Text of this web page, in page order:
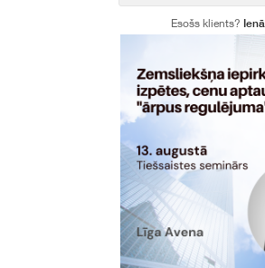
Esošs klients?